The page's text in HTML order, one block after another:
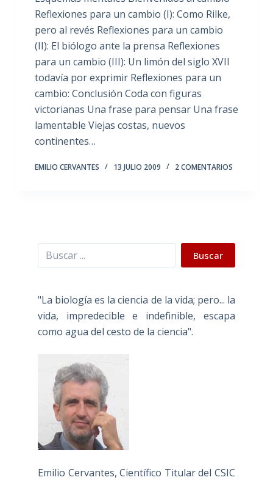
Reflexiones para un cambio (I): Como Rilke,
pero al revés Reflexiones para un cambio
(II): El biólogo ante la prensa Reflexiones
para un cambio (III): Un limón del siglo XVII
todavía por exprimir Reflexiones para un
cambio: Conclusión Coda con figuras
victorianas Una frase para pensar Una frase
lamentable Viejas costas, nuevos
continentes…
EMILIO CERVANTES 13 JULIO 2009 2 COMENTARIOS
Buscar Buscar
"La biología es la ciencia de la vida; pero... la
vida, impredecible e indefinible, escapa
como agua del cesto de la ciencia".
Emilio Cervantes, Científico Titular del CSIC